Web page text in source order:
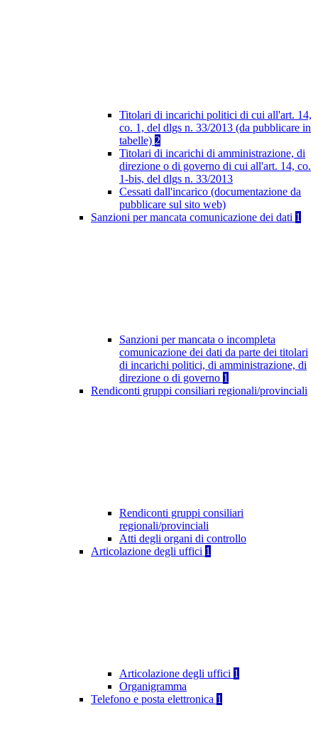
Titolari di incarichi politici di cui all'art. 14,
co. 1, del dlgs n. 33/2013 (da pubblicare in
tabelle) 2
Titolari di incarichi di amministrazione, di
direzione o di governo di cui all'art. 14, co.
1-bis, del dlgs n. 33/2013
Cessati dall'incarico (documentazione da
pubblicare sul sito web)
Sanzioni per mancata comunicazione dei dati 1
Sanzioni per mancata o incompleta
comunicazione dei dati da parte dei titolari
di incarichi politici, di amministrazione, di
direzione o di governo 1
Rendiconti gruppi consiliari regionali/provinciali
Rendiconti gruppi consiliari
regionali/provinciali
Atti degli organi di controllo
Articolazione degli uffici 1
Articolazione degli uffici 1
Organigramma
Telefono e posta elettronica 1